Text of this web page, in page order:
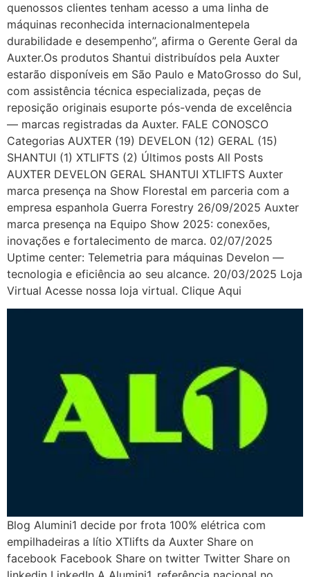
quenossos clientes tenham acesso a uma linha de
máquinas reconhecida internacionalmentepela
durabilidade e desempenho”, afirma o Gerente Geral da
Auxter.Os produtos Shantui distribuídos pela Auxter
estarão disponíveis em São Paulo e MatoGrosso do Sul,
com assistência técnica especializada, peças de
reposição originais esuporte pós-venda de excelência
— marcas registradas da Auxter. FALE CONOSCO
Categorias AUXTER (19) DEVELON (12) GERAL (15)
SHANTUI (1) XTLIFTS (2) Últimos posts All Posts
AUXTER DEVELON GERAL SHANTUI XTLIFTS Auxter
marca presença na Show Florestal em parceria com a
empresa espanhola Guerra Forestry 26/09/2025 Auxter
marca presença na Equipo Show 2025: conexões,
inovações e fortalecimento de marca. 02/07/2025
Uptime center: Telemetria para máquinas Develon —
tecnologia e eficiência ao seu alcance. 20/03/2025 Loja
Virtual Acesse nossa loja virtual. Clique Aqui
Blog Alumini1 decide por frota 100% elétrica com
empilhadeiras a lítio XTlifts da Auxter Share on
facebook Facebook Share on twitter Twitter Share on